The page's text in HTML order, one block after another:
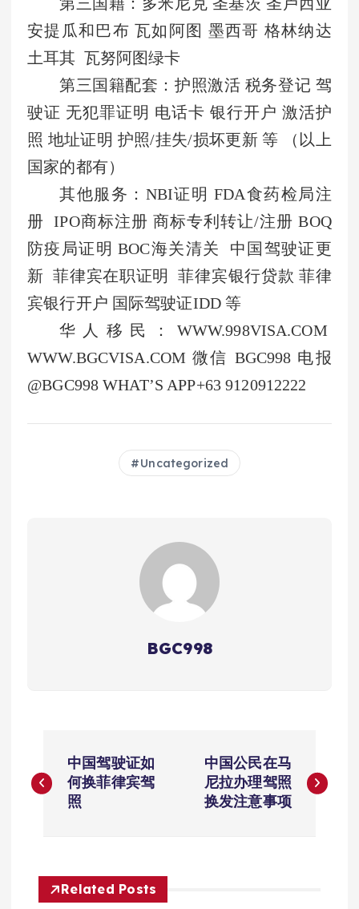
安提瓜和巴布 瓦如阿图 墨西哥 格林纳达
土耳其 瓦努阿图绿卡
第三国籍配套：护照激活 税务登记 驾
驶证 无犯罪证明 电话卡 银行开户 激活护
照 地址证明 护照/挂失/损坏更新 等 （以上
国家的都有）
其他服务：NBI证明 FDA食药检局注
册 IPO商标注册 商标专利转让/注册 BOQ
防疫局证明 BOC海关清关 中国驾驶证更
新 菲律宾在职证明 菲律宾银行贷款 菲律
宾银行开户 国际驾驶证IDD 等
华人移民：WWW.998VISA.COM
WWW.BGCVISA.COM 微信 BGC998 电报
@BGC998 WHAT’S APP+63 9120912222
Uncategorized
BGC998
章
航
中国驾驶证如
何换菲律宾驾
照
中国公民在马
尼拉办理驾照
换发注意事项
Related Posts